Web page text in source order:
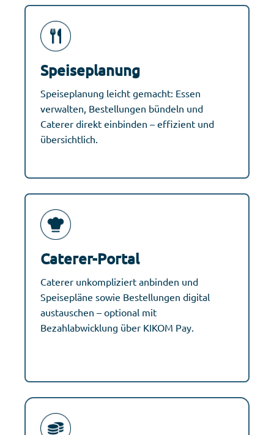
Speiseplanung
Speiseplanung leicht gemacht: Essen
verwalten, Bestellungen bündeln und
Caterer direkt einbinden – effizient und
übersichtlich.
Caterer-Portal
Caterer unkompliziert anbinden und
Speisepläne sowie Bestellungen digital
austauschen – optional mit
Bezahlabwicklung über KIKOM Pay.